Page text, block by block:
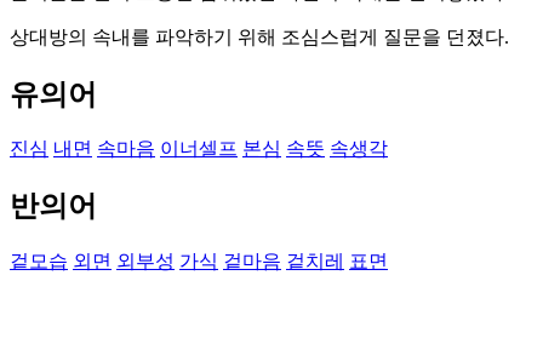
상대방의 속내를 파악하기 위해 조심스럽게 질문을 던졌다.
유의어
진심 내면 속마음 이너셀프 본심 속뜻 속생각
반의어
겉모습 외면 외부성 가식 겉마음 겉치레 표면